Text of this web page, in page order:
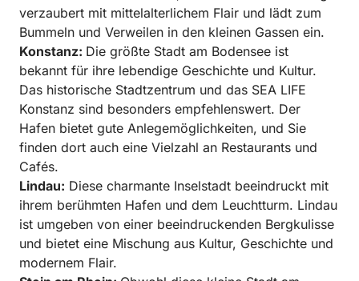
verzaubert mit mittelalterlichem Flair und lädt zum
Bummeln und Verweilen in den kleinen Gassen ein.
Konstanz: Die größte Stadt am Bodensee ist
bekannt für ihre lebendige Geschichte und Kultur.
Das historische Stadtzentrum und das SEA LIFE
Konstanz sind besonders empfehlenswert. Der
Hafen bietet gute Anlegemöglichkeiten, und Sie
finden dort auch eine Vielzahl an Restaurants und
Cafés.
Lindau: Diese charmante Inselstadt beeindruckt mit
ihrem berühmten Hafen und dem Leuchtturm. Lindau
ist umgeben von einer beeindruckenden Bergkulisse
und bietet eine Mischung aus Kultur, Geschichte und
modernem Flair.